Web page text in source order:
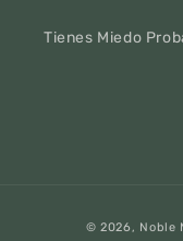
Tienes Miedo
© 2026, Noble